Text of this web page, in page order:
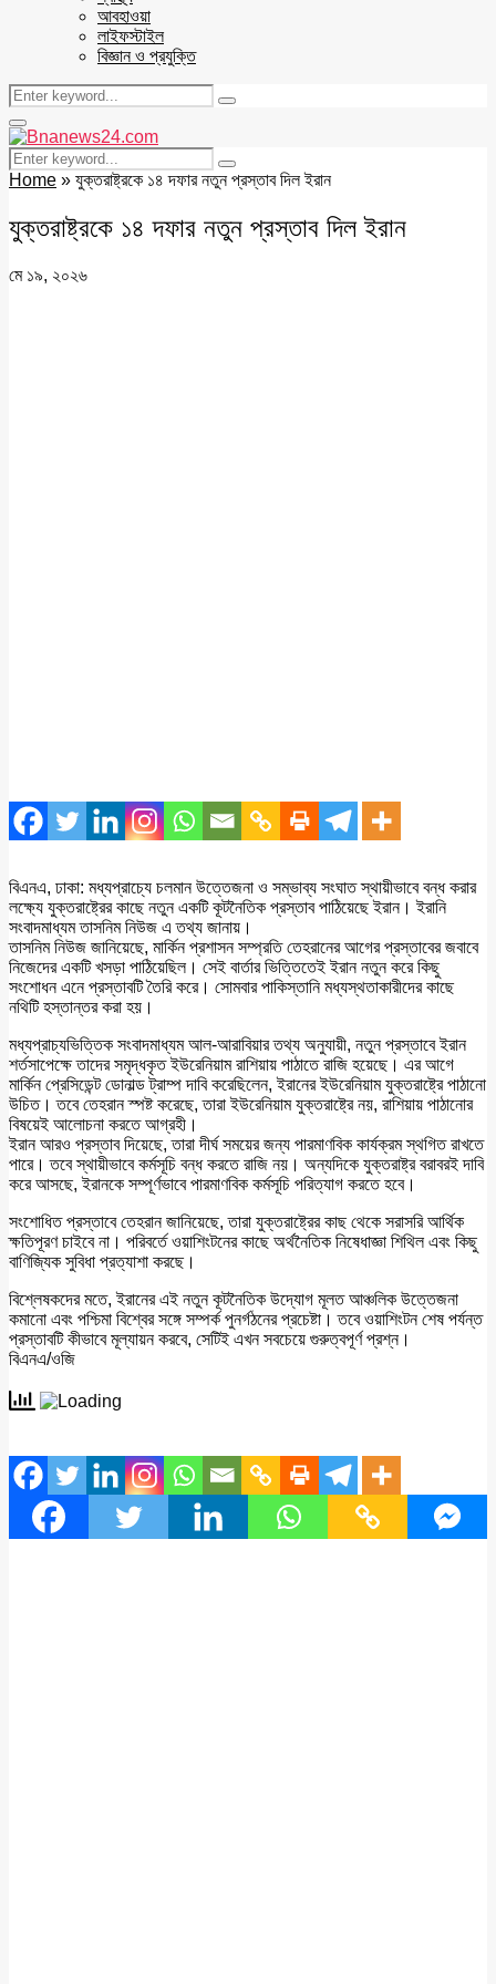
আবহাওয়া
লাইফস্টাইল
বিজ্ঞান ও প্রযুক্তি
Search
for:
Search
Facebook
Twitter
Youtube
Primary
Menu
Search
for:
Search
Home » যুক্তরাষ্ট্রকে ১৪ দফার নতুন প্রস্তাব দিল ইরান
যুক্তরাষ্ট্রকে ১৪ দফার নতুন প্রস্তাব দিল ইরান
মে ১৯, ২০২৬
বিএনএ, ঢাকা: মধ্যপ্রাচ্যে চলমান উত্তেজনা ও সম্ভাব্য সংঘাত স্থায়ীভাবে বন্ধ করার
লক্ষ্যে যুক্তরাষ্ট্রের কাছে নতুন একটি কূটনৈতিক প্রস্তাব পাঠিয়েছে ইরান। ইরানি
সংবাদমাধ্যম তাসনিম নিউজ এ তথ্য জানায়।
তাসনিম নিউজ জানিয়েছে, মার্কিন প্রশাসন সম্প্রতি তেহরানের আগের প্রস্তাবের জবাবে
নিজেদের একটি খসড়া পাঠিয়েছিল। সেই বার্তার ভিত্তিতেই ইরান নতুন করে কিছু
সংশোধন এনে প্রস্তাবটি তৈরি করে। সোমবার পাকিস্তানি মধ্যস্থতাকারীদের কাছে
নথিটি হস্তান্তর করা হয়।
মধ্যপ্রাচ্যভিত্তিক সংবাদমাধ্যম আল-আরাবিয়ার তথ্য অনুযায়ী, নতুন প্রস্তাবে ইরান
শর্তসাপেক্ষে তাদের সমৃদ্ধকৃত ইউরেনিয়াম রাশিয়ায় পাঠাতে রাজি হয়েছে। এর আগে
মার্কিন প্রেসিডেন্ট ডোনাল্ড ট্রাম্প দাবি করেছিলেন, ইরানের ইউরেনিয়াম যুক্তরাষ্ট্রে পাঠানো
উচিত। তবে তেহরান স্পষ্ট করেছে, তারা ইউরেনিয়াম যুক্তরাষ্ট্রে নয়, রাশিয়ায় পাঠানোর
বিষয়েই আলোচনা করতে আগ্রহী।
ইরান আরও প্রস্তাব দিয়েছে, তারা দীর্ঘ সময়ের জন্য পারমাণবিক কার্যক্রম স্থগিত রাখতে
পারে। তবে স্থায়ীভাবে কর্মসূচি বন্ধ করতে রাজি নয়। অন্যদিকে যুক্তরাষ্ট্র বরাবরই দাবি
করে আসছে, ইরানকে সম্পূর্ণভাবে পারমাণবিক কর্মসূচি পরিত্যাগ করতে হবে।
সংশোধিত প্রস্তাবে তেহরান জানিয়েছে, তারা যুক্তরাষ্ট্রের কাছ থেকে সরাসরি আর্থিক
ক্ষতিপূরণ চাইবে না। পরিবর্তে ওয়াশিংটনের কাছে অর্থনৈতিক নিষেধাজ্ঞা শিথিল এবং কিছু
বাণিজ্যিক সুবিধা প্রত্যাশা করছে।
বিশ্লেষকদের মতে, ইরানের এই নতুন কূটনৈতিক উদ্যোগ মূলত আঞ্চলিক উত্তেজনা
কমানো এবং পশ্চিমা বিশ্বের সঙ্গে সম্পর্ক পুনর্গঠনের প্রচেষ্টা। তবে ওয়াশিংটন শেষ পর্যন্ত
প্রস্তাবটি কীভাবে মূল্যায়ন করবে, সেটিই এখন সবচেয়ে গুরুত্বপূর্ণ প্রশ্ন।
বিএনএ/ওজি